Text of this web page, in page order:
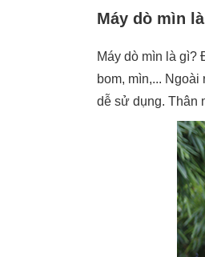
Máy dò mìn
Máy dò mìn là gì?
bom, mìn,...
dễ sử dụng. Thân